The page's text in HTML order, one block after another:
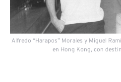
Alfredo “Harapos” Morales y Miguel
en Hong Kong, con